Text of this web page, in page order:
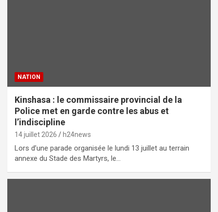
NATION
Kinshasa : le commissaire provincial de la
Police met en garde contre les abus et
l’indiscipline
14 juillet 2026 h24news
Lors d’une parade organisée le lundi 13 juillet au terrain
annexe du Stade des Martyrs, le…